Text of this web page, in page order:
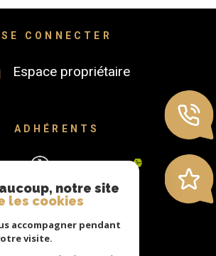
SE CONNECTER
Espace propriétaire
ADHÉRENTS
notre site
les cookies
accompagner pendant
visite.